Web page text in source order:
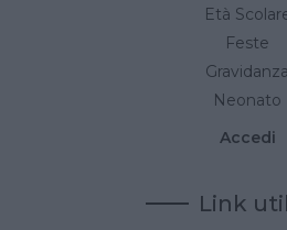
Età
Feste
Gravidanza
Neonato
Accedi
Link